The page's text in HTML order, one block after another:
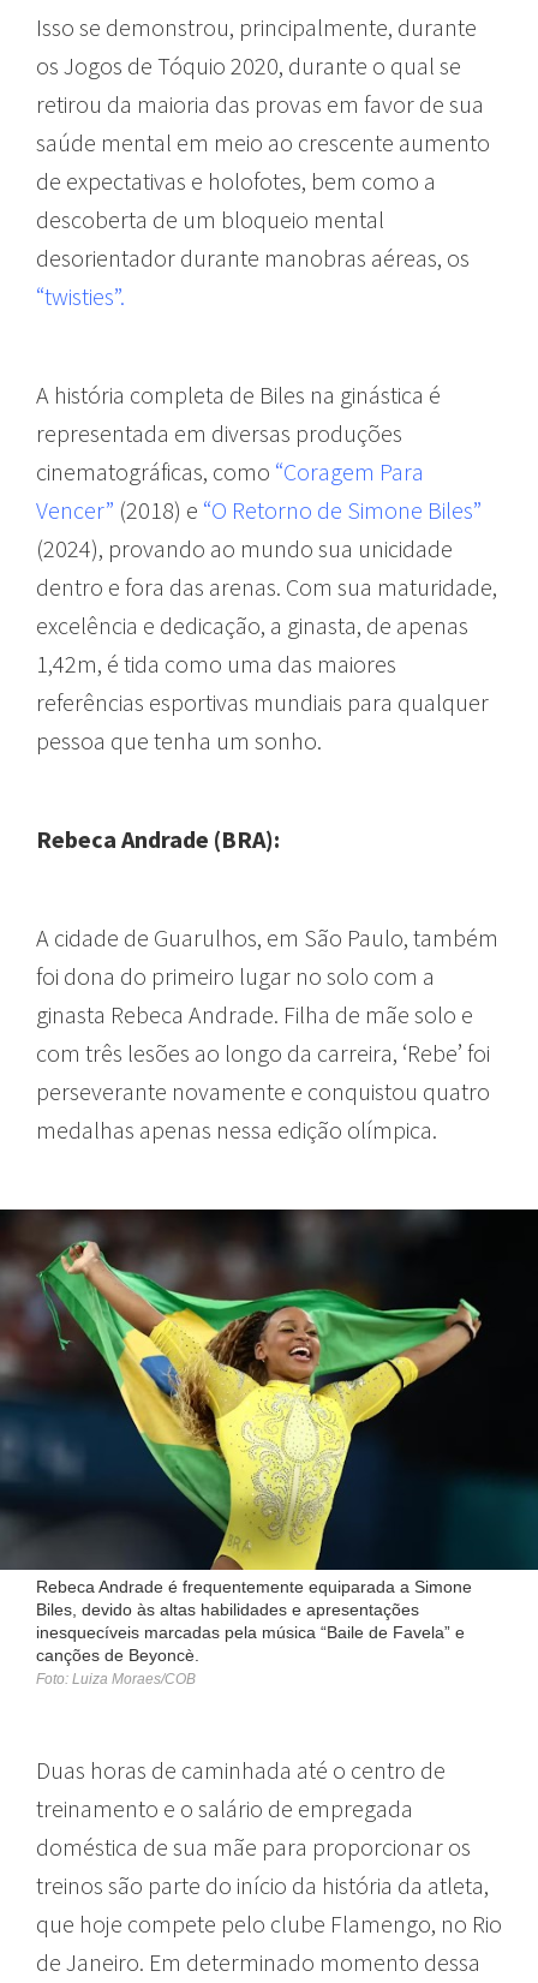
Isso se demonstrou, principalmente, durante
os Jogos de Tóquio 2020, durante o qual se
retirou da maioria das provas em favor de sua
saúde mental em meio ao crescente aumento
de expectativas e holofotes, bem como a
descoberta de um bloqueio mental
desorientador durante manobras aéreas, os
“twisties”.
A história completa de Biles na ginástica é
representada em diversas produções
cinematográficas, como “Coragem Para
Vencer” (2018) e “O Retorno de Simone Biles”
(2024), provando ao mundo sua unicidade
dentro e fora das arenas. Com sua maturidade,
excelência e dedicação, a ginasta, de apenas
1,42m, é tida como uma das maiores
referências esportivas mundiais para qualquer
pessoa que tenha um sonho.
Rebeca Andrade (BRA):
A cidade de Guarulhos, em São Paulo, também
foi dona do primeiro lugar no solo com a
ginasta Rebeca Andrade. Filha de mãe solo e
com três lesões ao longo da carreira, ‘Rebe’ foi
perseverante novamente e conquistou quatro
medalhas apenas nessa edição olímpica.
Rebeca Andrade é frequentemente equiparada a Simone
Biles, devido às altas habilidades e apresentações
inesquecíveis marcadas pela música “Baile de Favela” e
canções de Beyoncè.
Foto: Luiza Moraes/COB
Duas horas de caminhada até o centro de
treinamento e o salário de empregada
doméstica de sua mãe para proporcionar os
treinos são parte do início da história da atleta,
que hoje compete pelo clube Flamengo, no Rio
de Janeiro. Em determinado momento dessa